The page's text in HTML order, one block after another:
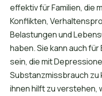
effektiv für Familien, die
Konflikten,
Belastungen und
haben. Sie kann auch
sein, die mit
Substanzmissbrauch zu
ihnen hilft zu verstehen,